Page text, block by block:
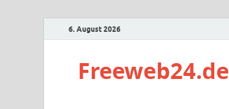
6. August 2026
Freeweb24.de